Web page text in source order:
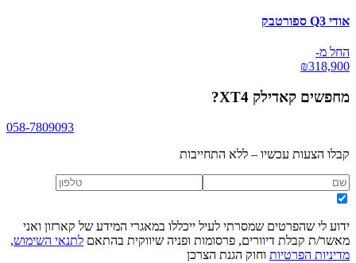
אודי Q3 ספורטבק
החל מ-
₪318,900
מחפשים קאדילק XT4 ?
058-7809093
קבלו הצעות עכשיו – ללא התחייבות
ידוע לי שהפרטים שמסרתי לעיל ייכללו במאגרי המידע של קארזון ואני
מאשר/ת קבלת דיוורים, פרסומות ופניה שיווקית בהתאם לתנאי השימוש,
מדיניות הפרטיות וחוק הגנת הצרכן